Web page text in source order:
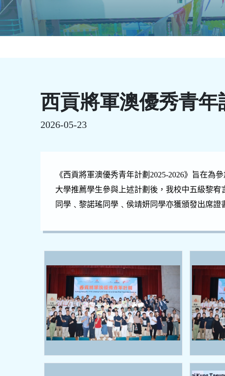
西貢將軍澳優秀青年
2026-05-23
《西貢將軍澳優秀青年計劃 2025-2026》旨在為
大學推薦學生參與上述計劃後，我校中五級黎
同學﹑黎諾瑤同學﹑侯靖妍同學亦獲頒發出席證